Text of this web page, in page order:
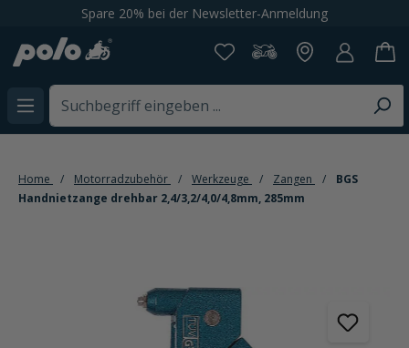
springenSpare 20% bei der Newsletter-Anmeldung
Home Motorradzubehör Werkzeuge Zangen
BGS
Handnietzange drehbar 2,4/3,2/4,0/4,8mm, 285mm
Bildergalerie überspringen